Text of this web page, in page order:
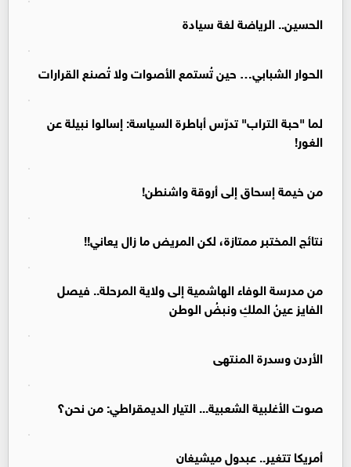
الحسين.. الرياضة لغة سيادة
الحوار الشبابي… حين تُستمع الأصوات ولا تُصنع القرارات
لما "حبة التراب" تدرّس أباطرة السياسة: إسالوا نبيلة عن
الغور!
من خيمة إسحاق إلى أروقة واشنطن!
نتائج المختبر ممتازة، لكن المريض ما زال يعاني!!
من مدرسة الوفاء الهاشمية إلى ولاية المرحلة.. فيصل
الفايز عينُ الملكِ ونبضُ الوطن
الأردن وسدرة المنتهى
صوت الأغلبية الشعبية... التيار الديمقراطي: من نحن؟
أمريكا تتغير.. عبدول ميشيغان